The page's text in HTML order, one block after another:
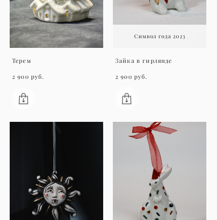
Терем
2 900 pуб.
Символ года 2023
Зайка в гирлянде
2 900 pуб.